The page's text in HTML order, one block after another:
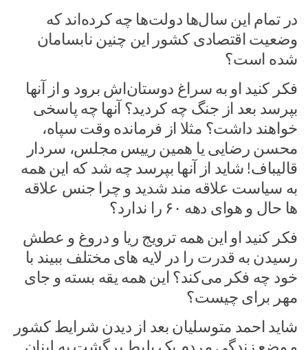
در تمام این سال‌ها دولت‌ها چه کرده‎‌اند که
وضعیت اقتصادی کشور این چنین نابسامان
شده است؟
فکر کنید او به سراغ دوستان‌اش برود و از آنها
بپرسد بعد از جنگ چه کردید؟ آنها چه پاسخی
خواهند داشت؟ مثلا از فرمانده وقت سپاه،
محسن رضایی یا همین رییس مجلس، سردار
قالیباف! شاید از آنها بپرسد چه شد که این همه
به سیاست علاقه مند شدید و چرا جنس علاقه
ها حال و هوای دهه ۶۰ را ندارد؟
فکر کنید او این همه ترویج ریا و دروغ و عطش
رسیدن به قدرت را در لایه های مختلف ببیند با
خود چه فکر می‌کند؟ این همه یقه بسته و جای
مهر برای چیست؟
شاید احمد متوسلیان بعد از دیدن شرایط کشور